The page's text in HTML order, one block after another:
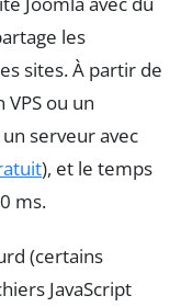
les
sites. À partir de
ou un
serveur avec
), et le temps
ms.
(certains
JavaScript